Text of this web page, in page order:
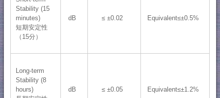
Stability (15
minutes)
短期安定性
（15分）
dB ≤ ±0.02 Equivalent≤±0.5%
Long-term
Stability (8
hours)
dB ≤ ±0.05 Equivalent≤±1.2%